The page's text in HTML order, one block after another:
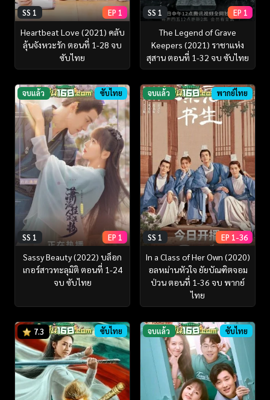
SS 1 EP 1
Heartbeat Love (2021) คลับ
ลุ้นจังหวะรัก ตอนที่ 1-28 จบ
ซับไทย
SS 1 EP 1
The Legend of Grave
Keepers (2021) ราชาแห่ง
สุสาน ตอนที่ 1-32 จบ ซับไทย
จบแล้ว ซับไทย
SS 1 EP 1
Sassy Beauty (2022) บล็อก
เกอร์สาวทะลุมิติ ตอนที่ 1-24
จบ ซับไทย
จบแล้ว พากย์ไทย
SS 1 EP 1-36
In a Class of Her Own (2020)
อลหม่านหัวใจ ยัยบัณฑิตจอม
ป่วน ตอนที่ 1-36 จบ พากย์
ไทย
7.3 ซับไทย จบแล้ว ซับไทย